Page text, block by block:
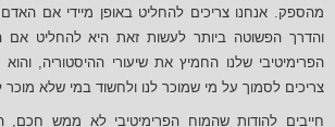
מהספק. אנחנו צריכים להחליט באופן מיידי אם האדם
והדרך הפשוטה ביותר לעשות זאת היא להחליט אם
הפרימיטיבי שלנו החמיץ את שיעורי ההיסטוריה, והוא
צריכים לסמוך על מי שמוכר לנו ולחשוד במי שלא מוכר
חייבים להודות שהמוח הפרימיטיבי לא ממש חכם,